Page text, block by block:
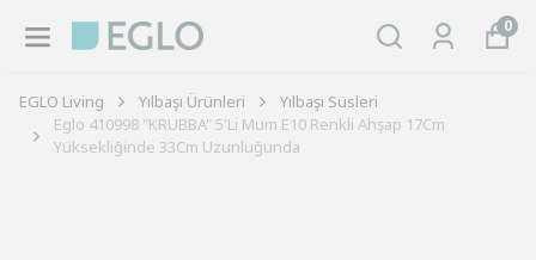
0
EGLO Living Yılbaşı Ürünleri
Yılbaşı Süsleri
Eglo 410998 "KRUBBA" 5'Li Mum E10 Renkli Ahşap 17Cm
Yüksekliğinde 33Cm Uzunluğunda